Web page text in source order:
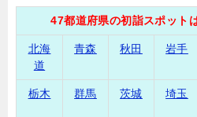
47都道府県の初詣スポット
北海
道
青森 秋田 岩手
栃木 群馬 茨城 埼玉